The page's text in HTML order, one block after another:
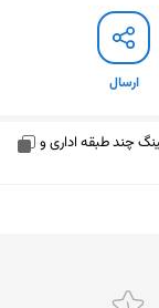
ارسال
چند طبقه اداری و